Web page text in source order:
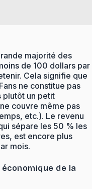
majorité des
de 100 dollars par
Cela signifie que
ne constitue pas
plutôt un petit
couvre même pas
etc.). Le revenu
sépare les 50 % les
est encore plus
mois.
de la